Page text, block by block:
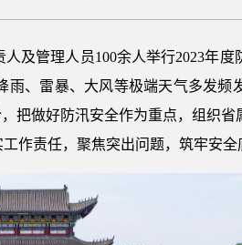
管理人员100余人举行2023年度
、雷暴、大风等极端天气多发频
把做好防汛安全作为重点，组织
作责任，聚焦突出问题，筑牢安全